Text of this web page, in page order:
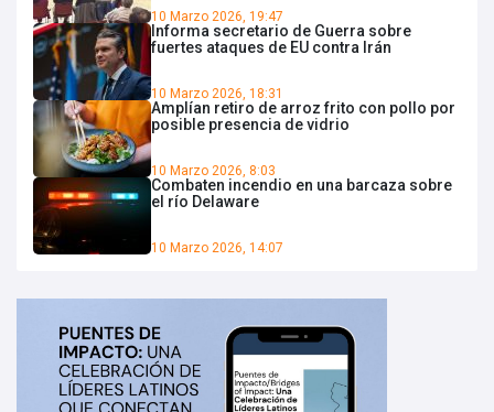
10 Marzo 2026, 19:47
Informa secretario de Guerra sobre
fuertes ataques de EU contra Irán
10 Marzo 2026, 18:31
Amplían retiro de arroz frito con pollo por
posible presencia de vidrio
10 Marzo 2026, 8:03
Combaten incendio en una barcaza sobre
el río Delaware
10 Marzo 2026, 14:07